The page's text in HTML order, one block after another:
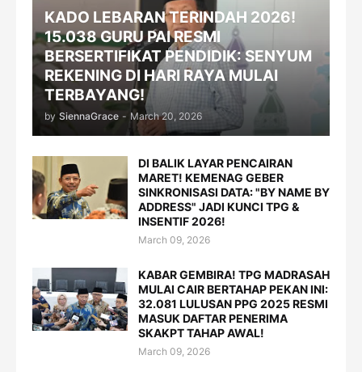
KADO LEBARAN TERINDAH 2026!
15.038 GURU PAI RESMI
BERSERTIFIKAT PENDIDIK: SENYUM
REKENING DI HARI RAYA MULAI
TERBAYANG!
by SiennaGrace - March 20, 2026
DI BALIK LAYAR PENCAIRAN
MARET! KEMENAG GEBER
SINKRONISASI DATA: "BY NAME BY
ADDRESS" JADI KUNCI TPG &
INSENTIF 2026!
March 09, 2026
KABAR GEMBIRA! TPG MADRASAH
MULAI CAIR BERTAHAP PEKAN INI:
32.081 LULUSAN PPG 2025 RESMI
MASUK DAFTAR PENERIMA
SKAKPT TAHAP AWAL!
March 09, 2026